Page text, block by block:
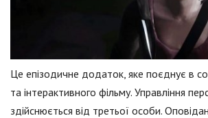
Це епізодичне додаток, яке поєднує в
та інтерактивного фільму. Управління
здійснюється від третьої особи.